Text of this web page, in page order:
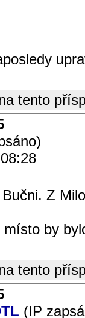
tento
Z
by
tento
(IP